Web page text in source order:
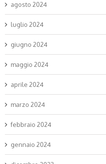
agosto 2024
luglio 2024
giugno 2024
maggio 2024
aprile 2024
marzo 2024
febbraio 2024
gennaio 2024